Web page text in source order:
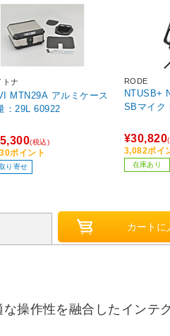
トナ
MTN29A アルミケース
容量：29L 60922
(税込)
ポイント
り寄せ
RODE
NTUSB+
¥30,820
3,082ポイ
在庫あり
操作性を融合したインテ